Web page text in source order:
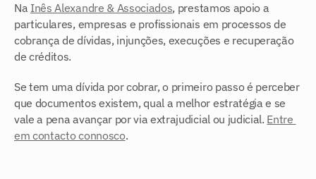
Na Inês Alexandre & Associados, prestamos apoio a
particulares, empresas e profissionais em processos de
cobrança de dívidas, injunções, execuções e recuperação
de créditos.
Se tem uma dívida por cobrar, o primeiro passo é perceber
que documentos existem, qual a melhor estratégia e se
vale a pena avançar por via extrajudicial ou judicial. Entre
em contacto connosco.